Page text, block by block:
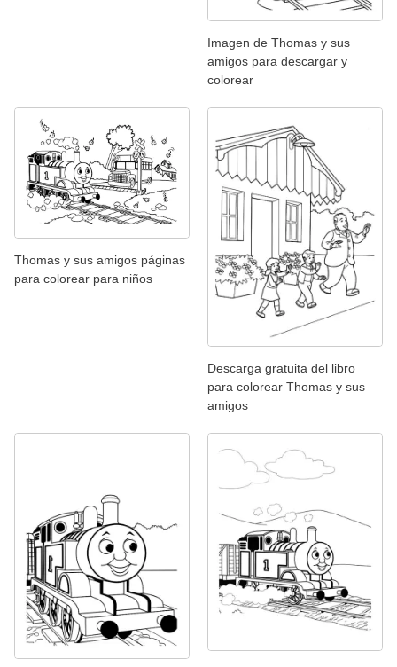
Imagen de Thomas y sus
amigos para descargar y
colorear
Thomas y sus amigos páginas
para colorear para niños
Descarga gratuita del libro
para colorear Thomas y sus
amigos